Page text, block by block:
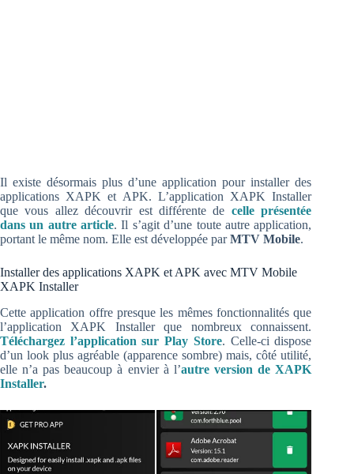
Il existe désormais plus d’une application pour installer des
applications XAPK et APK. L’application XAPK Installer
que vous allez découvrir est différente de celle présentée
dans un autre article. Il s’agit d’une toute autre application,
portant le même nom. Elle est développée parMTV Mobile.
Installer des applications XAPK et APK avec MTV Mobile
XAPK Installer
Cette application offre presque les mêmes fonctionnalités que
l’application XAPK Installer que nombreux connaissent.
Téléchargez l’application sur Play Store. Celle-ci dispose
d’un look plus agréable (apparence sombre) mais, côté utilité,
elle n’a pas beaucoup à envier à l’autre version de XAPK
Installer.